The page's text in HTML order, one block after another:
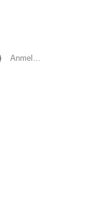
Anmelden